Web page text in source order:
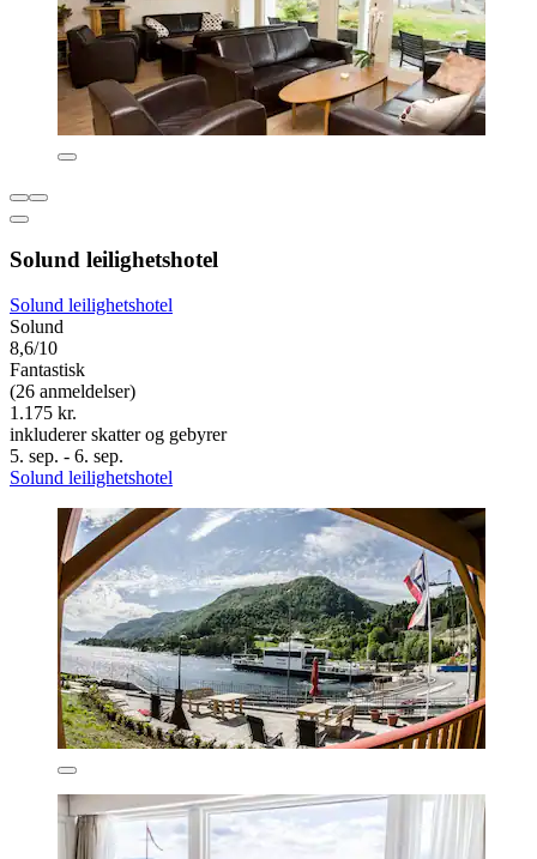
Solund leilighetshotel
Solund leilighetshotel
Solund
8,6/10
Fantastisk
(26 anmeldelser)
1.175 kr.
inkluderer skatter og gebyrer
5. sep. - 6. sep.
Solund leilighetshotel